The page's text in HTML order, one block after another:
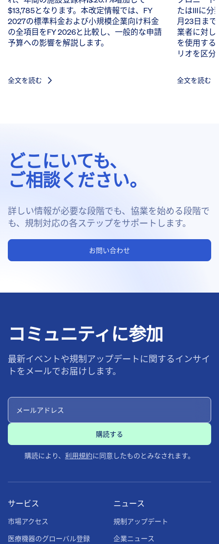
$13,785となります。本改定情報では、FY
2027の標準料金および小規模企業向け料金
の全項目をFY 2026と比較し、一般的な申請
予算への影響を解説します。
全文を読む
たはIIIに分
月23日ま
業者に対
を使用す
リオを区
全文を読む
どこにいても、
ご相談ください。
詳しい情報が必要な段階でも、協業を始める段階で
も、規制対応の各ステップをサポートします。
お問い合わせ
コミュニティに参加
最新イベントや規制アップデートに関するインサイ
トをメールでお届けします。
購読により、 利用規約に同意したものとみなされます。
ニュース
規制アップデート
企業ニュース
サービス
市場アクセス
医療機器のグローバル登録